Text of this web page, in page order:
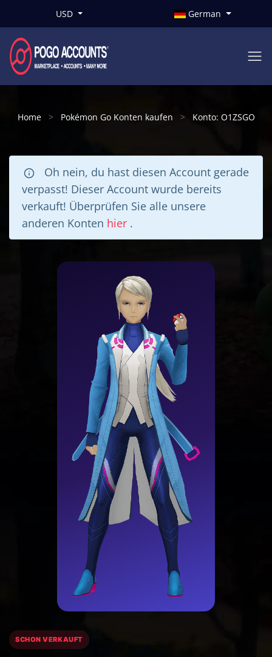
USD German
Home Pokémon Go Konten kaufen Konto: O1ZSGO
Oh nein, du hast diesen Account gerade
verpasst! Dieser Account wurde bereits
verkauft! Überprüfen Sie alle unsere
anderen Konten hier .
SCHON VERKAUFT